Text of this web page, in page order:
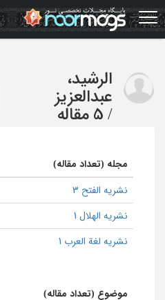
Skip
to
main
الرشید،
عبدالعزیز
/ 5 مقاله
مجله (تعداد مقاله)
نشریه الفتح 3
نشریه الهلال 1
نشریه لغة العرب 1
موضوع (تعداد مقاله)